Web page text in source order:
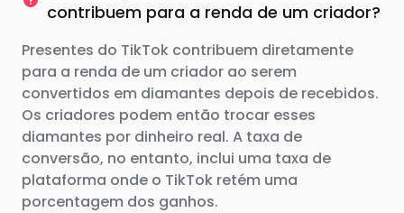
contribuem para a renda de um criador?
Presentes do TikTok contribuem diretamente
para a renda de um criador ao serem
convertidos em diamantes depois de recebidos.
Os criadores podem então trocar esses
diamantes por dinheiro real. A taxa de
conversão, no entanto, inclui uma taxa de
plataforma onde o TikTok retém uma
porcentagem dos ganhos.